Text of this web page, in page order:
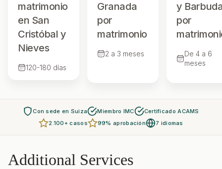
matrimonio
en San
Cristóbal y
Nieves
120-180 días
Granada
por
matrimonio
2 a 3 meses
y
por
De 4 a 6
meses
Con sede en Suiza Miembro IMC
Certificado ACAMS
2.100+ casos
99% aprobación 7 idiomas
Additional Services